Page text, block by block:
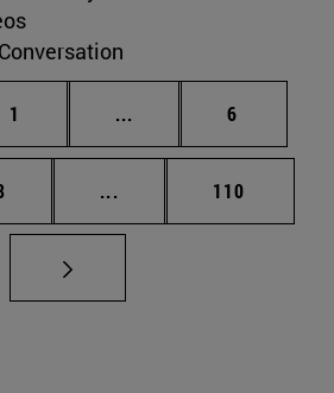
Página
1 ... Páginas intermedias
Página
6
... Páginas intermedias
Página
110